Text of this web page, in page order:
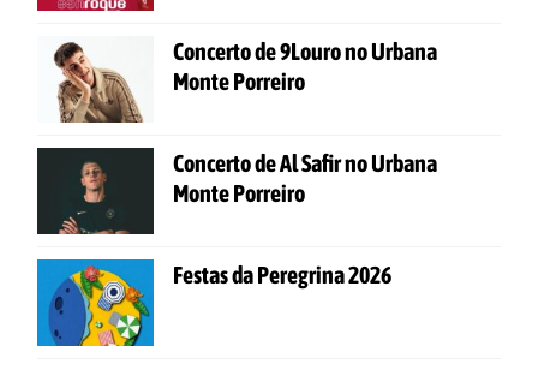
Concerto de 9Louro no Urbana
Monte Porreiro
Concerto de Al Safir no Urbana
Monte Porreiro
Festas da Peregrina 2026